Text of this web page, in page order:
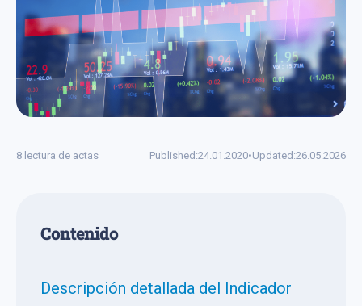
8 lectura de actas Published:24.01.2020•Updated:26.05.2026
Сontenido
Descripción detallada del Indicador